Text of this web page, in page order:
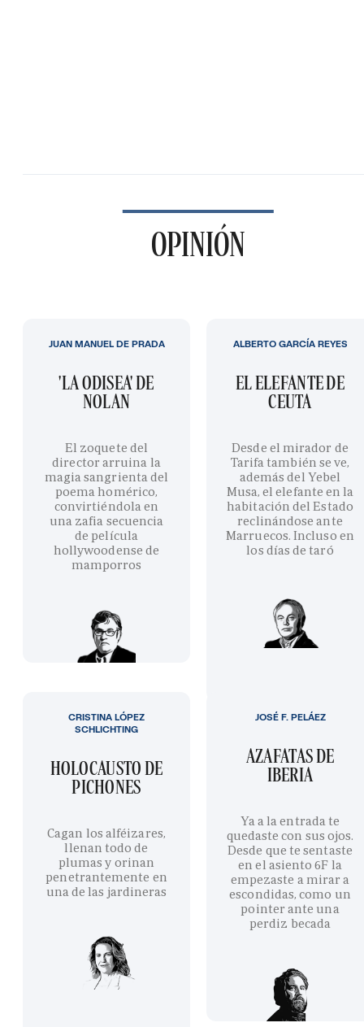
OPINIÓN
'LA ODISEA' DE
NOLAN
El zoquete del
director arruina la
magia sangrienta del
poema homérico,
convirtiéndola en
una zafia secuencia
de película
hollywoodense de
mamporros
JUAN MANUEL DE PRADA
EL ELEFANTE DE
CEUTA
Desde el mirador de
Tarifa también se ve,
además del Yebel
Musa, el elefante en la
habitación del Estado
reclinándose ante
Marruecos. Incluso en
los días de taró
ALBERTO GARCÍA REYES
HOLOCAUSTO DE
PICHONES
Cagan los alféizares,
llenan todo de
plumas y orinan
penetrantemente en
una de las jardineras
CRISTINA LÓPEZ
SCHLICHTING
AZAFATAS DE
IBERIA
Ya a la entrada te
quedaste con sus ojos.
Desde que te sentaste
en el asiento 6F la
empezaste a mirar a
escondidas, como un
pointer ante una
perdiz becada
JOSÉ F. PELÁEZ